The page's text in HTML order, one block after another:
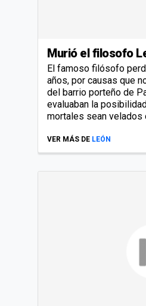
Murió el filosofo
El famoso filósofo
años, por causas que
del barrio porteño de
evaluaban la
mortales sean velados
VER MÁS DE LEÓN